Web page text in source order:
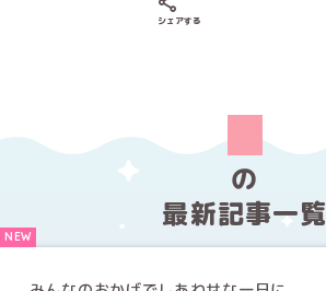
シェアする
の
最新記事一覧